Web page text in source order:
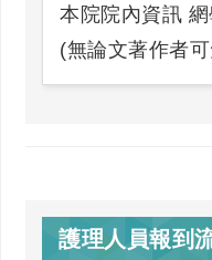
本院院內資訊
(無論文著作者
護理人員報到